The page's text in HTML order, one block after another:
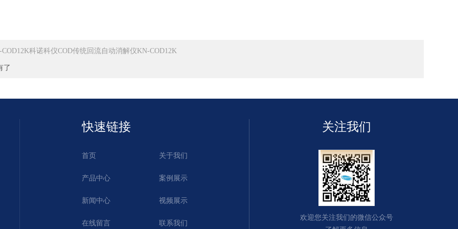
COD12K科诺科仪COD传统回流自动消解仪KN-COD12K
了
快速链接
首页 关于我们
产品中心 案例展示
新闻中心 视频展示
在线留言 联系我们
关注我们
欢迎您关注我们的微信公众号